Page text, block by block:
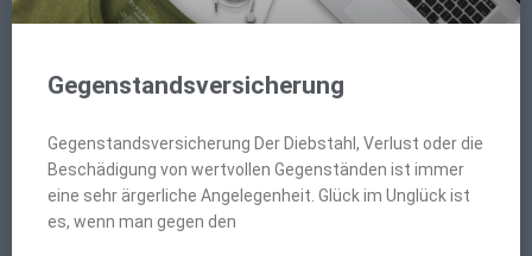
Gegenstandsversicherung
Gegenstandsversicherung Der Diebstahl, Verlust oder die
Beschädigung von wertvollen Gegenständen ist immer
eine sehr ärgerliche Angelegenheit. Glück im Unglück ist
es, wenn man gegen den